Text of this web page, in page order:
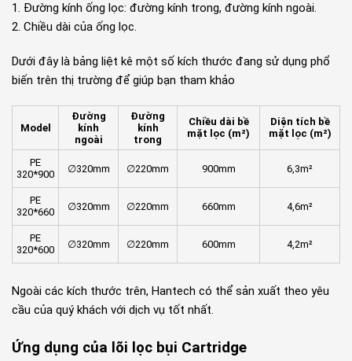
1. Đường kính ống lọc: đường kính trong, đường kính ngoài.
2. Chiều dài của ống lọc.
Dưới đây là bảng liệt kê một số kích thước đang sử dụng phổ
biến trên thị trường để giúp bạn tham khảo
Model
Đường
kính
ngoài
Đường
kính
trong
Chiều dài bề
mặt lọc (m²)
Diện tích bề
mặt lọc (m²)
PE
320*900
∅320mm ∅220mm 900mm 6,3m²
PE
320*660
∅320mm ∅220mm 660mm 4,6m²
PE
320*600
∅320mm ∅220mm 600mm 4,2m²
Ngoài các kích thước trên, Hantech có thể sản xuất theo yêu
cầu của quý khách với dịch vụ tốt nhất.
Ứng dụng của lõi lọc bụi Cartridge